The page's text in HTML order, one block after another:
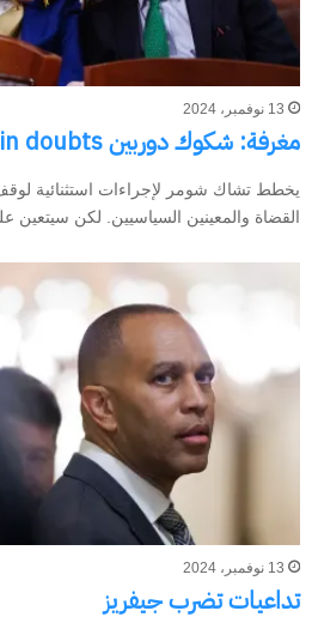
13 نوفمبر، 2024
مغرفة: شكوك دوربين Scoop: Durbin doubts
يخطط تشاك شومر لإجراءات استثنائية
القضاة والمعينين السياسيين. لكن سيتعين
13 نوفمبر، 2024
تداعيات تضرب جيفريز